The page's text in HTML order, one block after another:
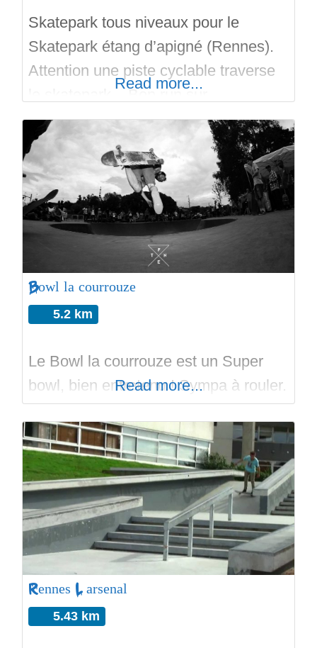
Skatepark tous niveaux pour le
Skatepark étang d’apigné (Rennes).
Attention une piste cyclable traverse
le skatepark. Bon run sur
Skateparks.fr.
Read more...
Bowl la courrouze
5.2 km
Le Bowl la courrouze est un Super
bowl, bien entretenu ! Sympa à rouler.
Read more...
Rennes L’arsenal
5.43 km